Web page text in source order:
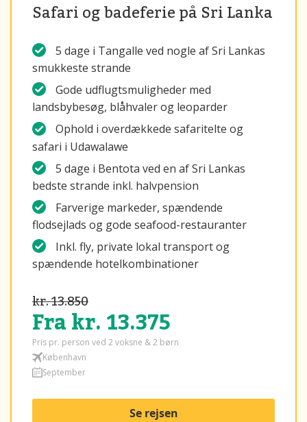
Safari og badeferie på Sri Lanka
5 dage i Tangalle ved nogle af Sri Lankas
smukkeste strande
Gode udflugtsmuligheder med
landsbybesøg, blåhvaler og leoparder
Ophold i overdækkede safaritelte og
safari i Udawalawe
5 dage i Bentota ved en af Sri Lankas
bedste strande inkl. halvpension
Farverige markeder, spændende
flodsejlads og gode seafood-restauranter
Inkl. fly, private lokal transport og
spændende hotelkombinationer
kr. 13.850
Fra kr. 13.375
Pris pr. person ved 2 voksne & 2 børn
København
September
Se rejsen